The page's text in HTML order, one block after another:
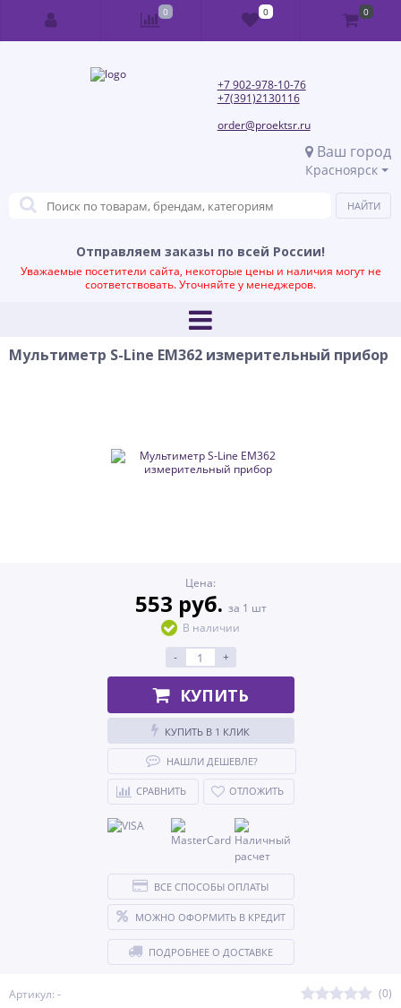
+7 902-978-10-76
+7(391)2130116
order@proektsr.ru
Ваш город
Красноярск
Отправляем заказы по всей России!
Уважаемые посетители сайта, некоторые цены и наличия могут не
соответствовать. Уточняйте у менеджеров.
Mультиметр S-Line EM362 измерительный прибор
Артикул: -
(0)
Цена:
553 руб. за 1 шт
В наличии
-
+
КУПИТЬ
КУПИТЬ В 1 КЛИК
НАШЛИ ДЕШЕВЛЕ?
СРАВНИТЬ ОТЛОЖИТЬ
ВСЕ СПОСОБЫ ОПЛАТЫ
МОЖНО ОФОРМИТЬ В КРЕДИТ
ПОДРОБНЕЕ О ДОСТАВКЕ
0 0 0